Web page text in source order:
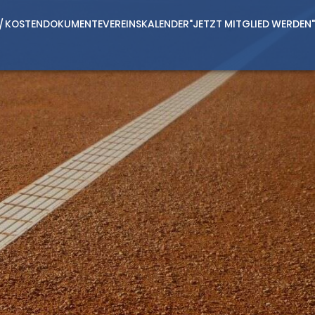
KOSTENDOKUMENTEVEREINSKALENDER"JETZT MITGLIED WERDEN"